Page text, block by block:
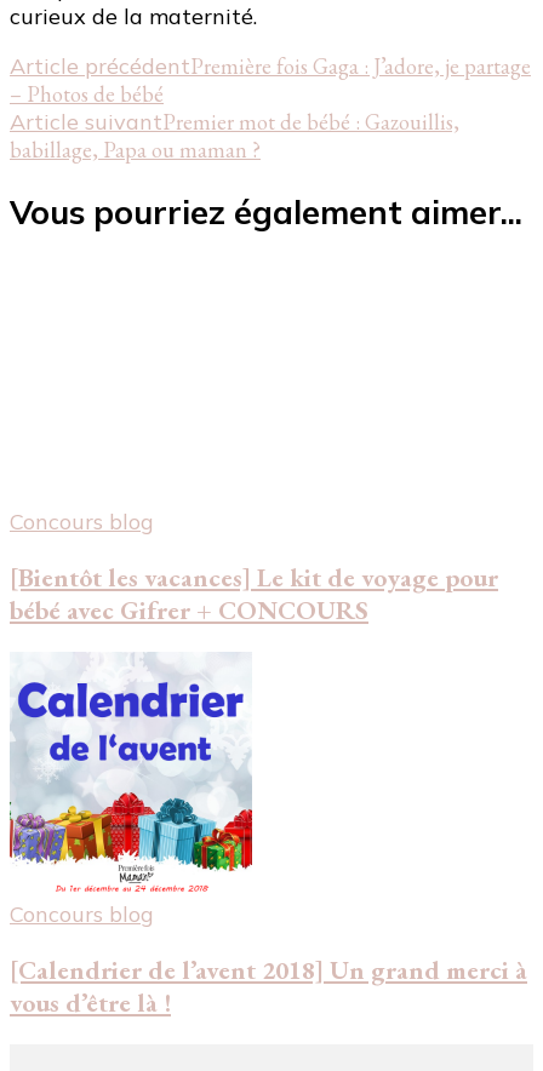
curieux de la maternité.
Navigation
d'article
Article précédentPremière fois Gaga : J’adore, je partage
– Photos de bébé
Article suivantPremier mot de bébé : Gazouillis,
babillage, Papa ou maman ?
Vous pourriez également aimer...
Concours blog
[Bientôt les vacances] Le kit de voyage pour
bébé avec Gifrer + CONCOURS
Concours blog
[Calendrier de l’avent 2018] Un grand merci à
vous d’être là !